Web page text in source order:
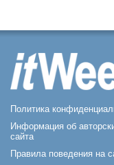
Политика
Информация об
сайта
Правила поведения на